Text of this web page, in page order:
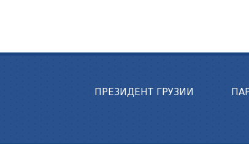
ПРЕЗИДЕНТ ГРУЗИИ